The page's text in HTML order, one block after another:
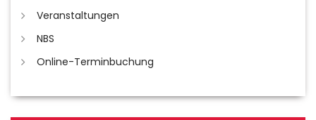
Veranstaltungen
NBS
Online-Terminbuchung